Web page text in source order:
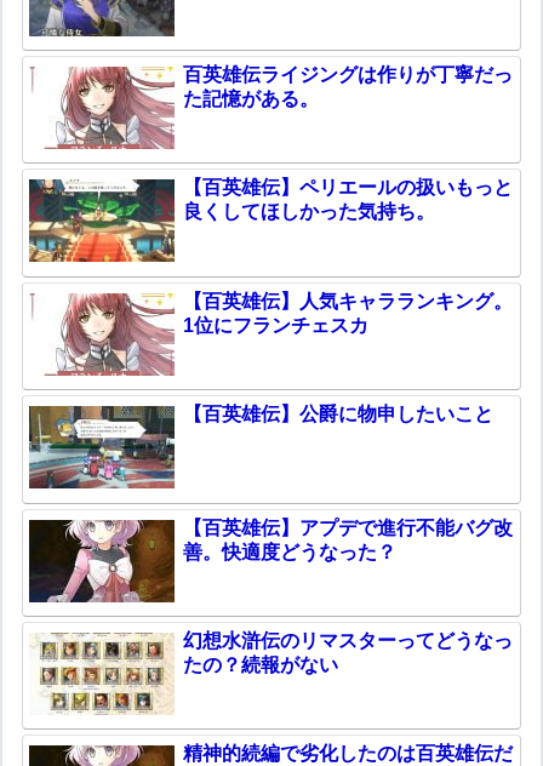
百英雄伝ライジングは作りが丁寧だっ
た記憶がある。
【百英雄伝】ペリエールの扱いもっと
良くしてほしかった気持ち。
【百英雄伝】人気キャラランキング。
1位にフランチェスカ
【百英雄伝】公爵に物申したいこと
【百英雄伝】アプデで進行不能バグ改
善。快適度どうなった？
幻想水滸伝のリマスターってどうなっ
たの？続報がない
精神的続編で劣化したのは百英雄伝だ